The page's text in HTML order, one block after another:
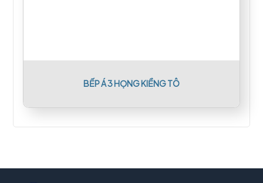
BẾP Á 3 HỌNG KIỀNG TÔ